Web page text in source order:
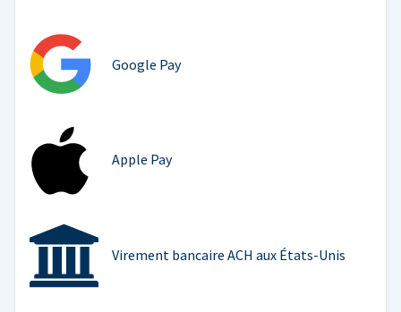
Google Pay
Apple Pay
Virement bancaire ACH aux États-Unis